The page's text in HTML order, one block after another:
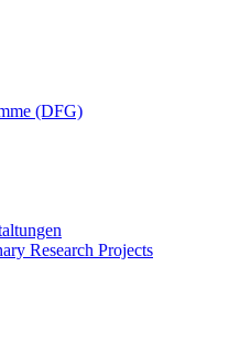
(DFG)
Research Projects